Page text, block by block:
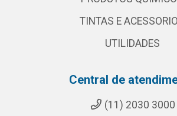
TINTAS E
UTILIDADES
Central de
(11) 2030 3000